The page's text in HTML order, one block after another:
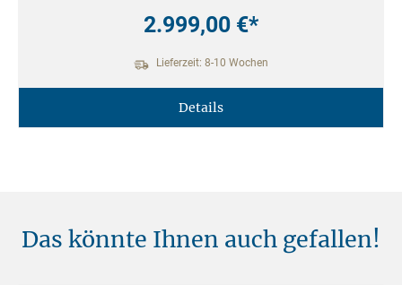
2.999,00 €*
Lieferzeit: 8-10 Wochen
Details
Das könnte Ihnen auch gefallen!